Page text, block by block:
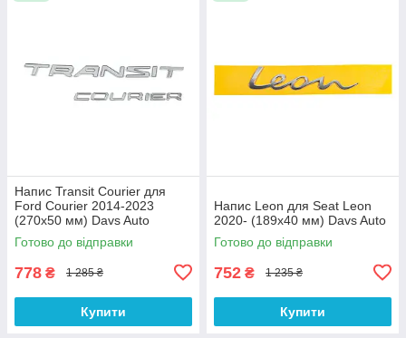
Напис Transit Courier для
Ford Courier 2014-2023
(270х50 мм) Davs Auto
Готово до відправки
778 ₴ 1 285 ₴
Купити
Напис Leon для Seat Leon
2020- (189х40 мм) Davs Auto
Готово до відправки
752 ₴ 1 235 ₴
Купити